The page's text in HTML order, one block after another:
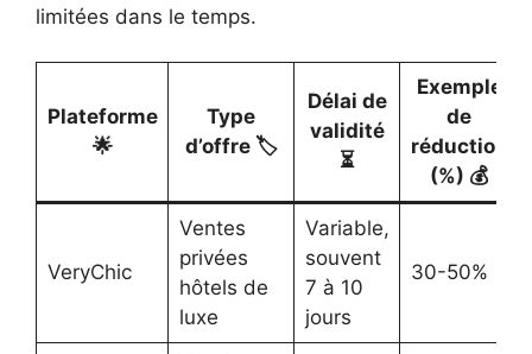
limitées dans le temps.
Plateforme
🌟
Type
d’offre 🏷️
Délai de
validité
⏳
Exemple
de
réduction
(%) 💰
VeryChic
Ventes
privées
hôtels de
luxe
Variable,
souvent
7 à 10
jours
30-50%